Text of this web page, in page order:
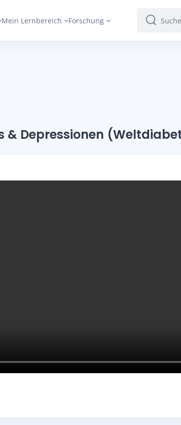
Mein Lernbereich Forschung Suchen
Suchen
& Depressionen